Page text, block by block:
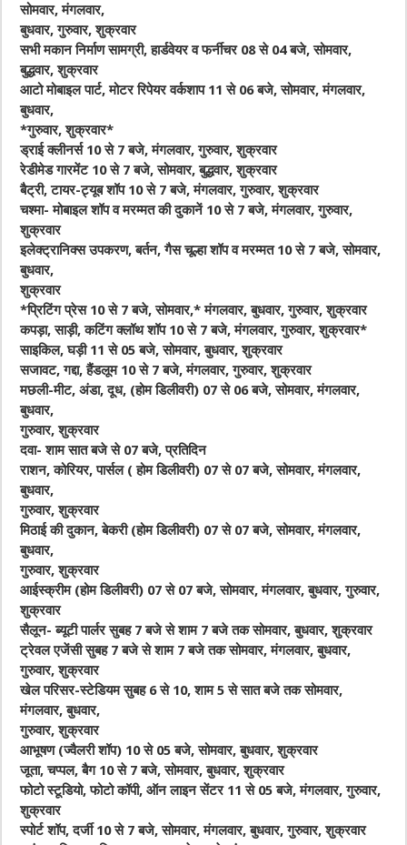
सोमवार, मंगलवार,
बुधवार, गुरुवार, शुक्रवार
सभी मकान निर्माण सामग्री, हार्डवेयर व फर्नीचर 08 से 04 बजे, सोमवार,
बुद्धवार, शुक्रवार
आटो मोबाइल पार्ट, मोटर रिपेयर वर्कशाप 11 से 06 बजे, सोमवार, मंगलवार,
बुधवार,
*गुरुवार, शुक्रवार*
ड्राई क्लीनर्स 10 से 7 बजे, मंगलवार, गुरुवार, शुक्रवार
रेडीमेड गारमेंट 10 से 7 बजे, सोमवार, बुद्धवार, शुक्रवार
बैट्री, टायर-ट्यूब शॉप 10 से 7 बजे, मंगलवार, गुरुवार, शुक्रवार
चश्मा- मोबाइल शॉप व मरम्मत की दुकानें 10 से 7 बजे, मंगलवार, गुरुवार,
शुक्रवार
इलेक्ट्रानिक्स उपकरण, बर्तन, गैस चूल्हा शॉप व मरम्मत 10 से 7 बजे, सोमवार,
बुधवार,
शुक्रवार
*प्रिटिंग प्रेस 10 से 7 बजे, सोमवार,* मंगलवार, बुधवार, गुरुवार, शुक्रवार
कपड़ा, साड़ी, कटिंग क्लॉथ शॉप 10 से 7 बजे, मंगलवार, गुरुवार, शुक्रवार*
साइकिल, घड़ी 11 से 05 बजे, सोमवार, बुधवार, शुक्रवार
सजावट, गद्दा, हैंडलूम 10 से 7 बजे, मंगलवार, गुरुवार, शुक्रवार
मछली-मीट, अंडा, दूध, (होम डिलीवरी) 07 से 06 बजे, सोमवार, मंगलवार,
बुधवार,
गुरुवार, शुक्रवार
दवा- शाम सात बजे से 07 बजे, प्रतिदिन
राशन, कोरियर, पार्सल ( होम डिलीवरी) 07 से 07 बजे, सोमवार, मंगलवार,
बुधवार,
गुरुवार, शुक्रवार
मिठाई की दुकान, बेकरी (होम डिलीवरी) 07 से 07 बजे, सोमवार, मंगलवार,
बुधवार,
गुरुवार, शुक्रवार
आईस्क्रीम (होम डिलीवरी) 07 से 07 बजे, सोमवार, मंगलवार, बुधवार, गुरुवार,
शुक्रवार
सैलून- ब्यूटी पार्लर सुबह 7 बजे से शाम 7 बजे तक सोमवार, बुधवार, शुक्रवार
ट्रेवल एजेंसी सुबह 7 बजे से शाम 7 बजे तक सोमवार, मंगलवार, बुधवार,
गुरुवार, शुक्रवार
खेल परिसर-स्टेडियम सुबह 6 से 10, शाम 5 से सात बजे तक सोमवार,
मंगलवार, बुधवार,
गुरुवार, शुक्रवार
आभूषण (ज्वैलरी शॉप) 10 से 05 बजे, सोमवार, बुधवार, शुक्रवार
जूता, चप्पल, बैग 10 से 7 बजे, सोमवार, बुधवार, शुक्रवार
फोटो स्टूडियो, फोटो कॉपी, ऑन लाइन सेंटर 11 से 05 बजे, मंगलवार, गुरुवार,
शुक्रवार
स्पोर्ट शॉप, दर्जी 10 से 7 बजे, सोमवार, मंगलवार, बुधवार, गुरुवार, शुक्रवार